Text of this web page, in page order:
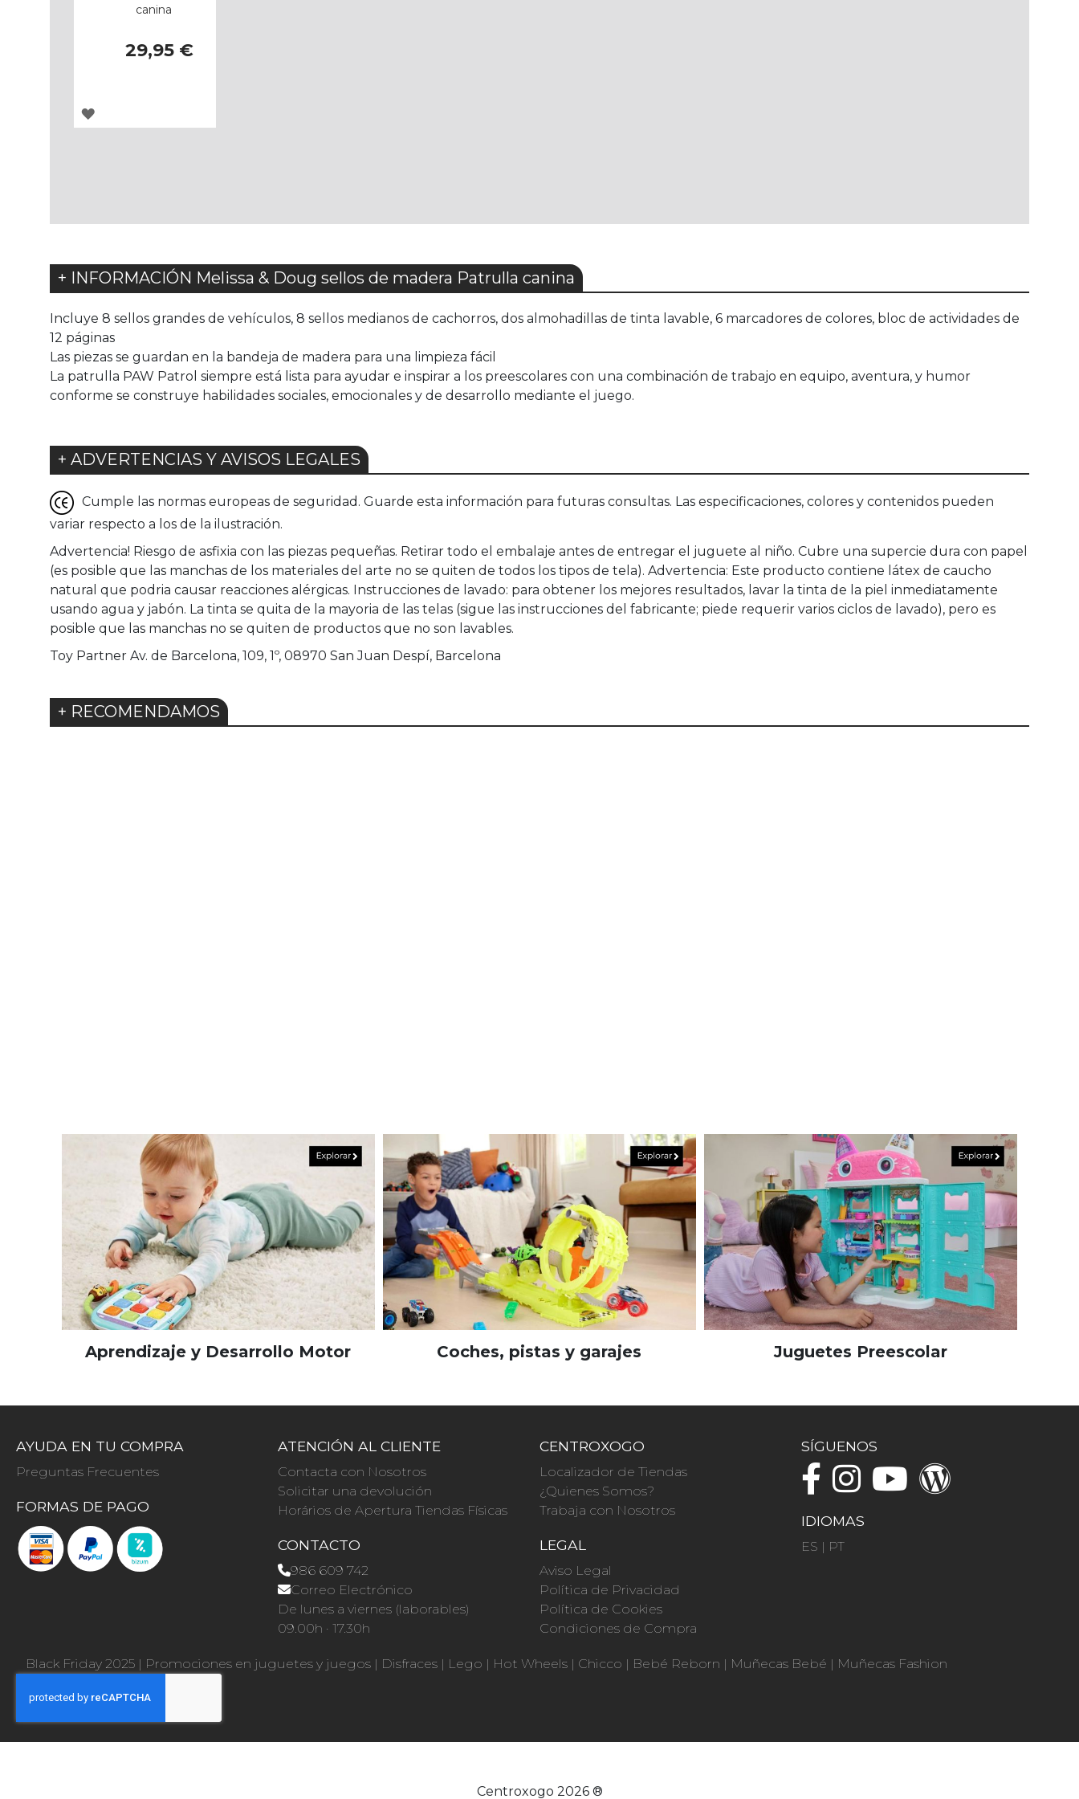
canina
29,95 €
AGREGAR
+ INFORMACIÓN Melissa & Doug sellos de madera Patrulla canina
Incluye 8 sellos grandes de vehículos, 8 sellos medianos de cachorros, dos almohadillas de tinta lavable, 6 marcadores de colores, bloc de actividades de
12 páginas
Las piezas se guardan en la bandeja de madera para una limpieza fácil
La patrulla PAW Patrol siempre está lista para ayudar e inspirar a los preescolares con una combinación de trabajo en equipo, aventura, y humor
conforme se construye habilidades sociales, emocionales y de desarrollo mediante el juego.
+ ADVERTENCIAS Y AVISOS LEGALES
Cumple las normas europeas de seguridad. Guarde esta información para futuras consultas. Las especificaciones, colores y contenidos pueden
variar respecto a los de la ilustración.
Advertencia! Riesgo de asfixia con las piezas pequeñas. Retirar todo el embalaje antes de entregar el juguete al niño. Cubre una supercie dura con papel
(es posible que las manchas de los materiales del arte no se quiten de todos los tipos de tela). Advertencia: Este producto contiene látex de caucho
natural que podria causar reacciones alérgicas. Instrucciones de lavado: para obtener los mejores resultados, lavar la tinta de la piel inmediatamente
usando agua y jabón. La tinta se quita de la mayoria de las telas (sigue las instrucciones del fabricante; piede requerir varios ciclos de lavado), pero es
posible que las manchas no se quiten de productos que no son lavables.
Toy Partner Av. de Barcelona, 109, 1º, 08970 San Juan Despí, Barcelona
+ RECOMENDAMOS
Aprendizaje y Desarrollo Motor Coches, pistas y garajes Juguetes Preescolar
AYUDA EN TU COMPRA
Preguntas Frecuentes
FORMAS DE PAGO
ATENCIÓN AL CLIENTE
Contacta con Nosotros
Solicitar una devolución
Horários de Apertura Tiendas Físicas
CONTACTO
986 609 742
Correo Electrónico
De lunes a viernes (laborables)
09.00h · 17.30h
CENTROXOGO
Localizador de Tiendas
¿Quienes Somos?
Trabaja con Nosotros
LEGAL
Aviso Legal
Política de Privacidad
Política de Cookies
Condiciones de Compra
SÍGUENOS
IDIOMAS
ES | PT
Black Friday 2025 | Promociones en juguetes y juegos | Disfraces | Lego | Hot Wheels | Chicco | Bebé Reborn | Muñecas Bebé | Muñecas Fashion
Centroxogo 2026 ®